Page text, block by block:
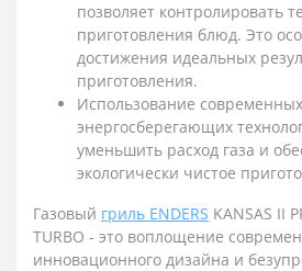
позволяет контролировать
приготовления блюд. Это
достижения идеальных
приготовления.
Использование современных
энергосберегающих
уменьшить расход газа и
экологически чистое
Газовый гриль ENDERS KANSAS II
TURBO - это воплощение
инновационного дизайна и